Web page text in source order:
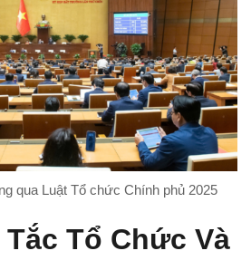
qua Luật Tổ chức Chính phủ 2025
Tổ Chức Và